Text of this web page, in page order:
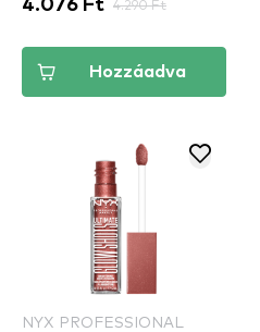
4.076 Ft 4.290 Ft
Hozzáadva
NYX PROFESSIONAL